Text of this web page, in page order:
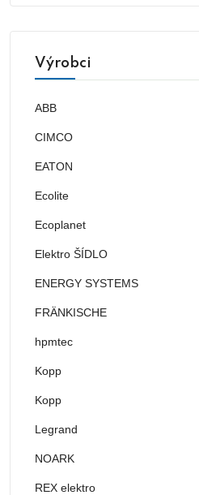
Výrobci
ABB
CIMCO
EATON
Ecolite
Ecoplanet
Elektro ŠÍDLO
ENERGY SYSTEMS
FRÄNKISCHE
hpmtec
Kopp
Kopp
Legrand
NOARK
REX elektro